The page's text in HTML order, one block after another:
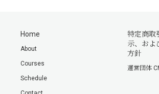
Home
About
Courses
Schedule
特定商取
示、およ
方針
運営団体